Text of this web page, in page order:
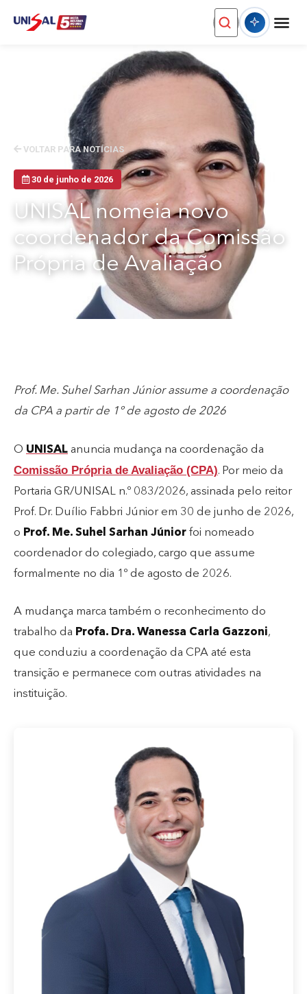
VOLTAR PARA NOTÍCIAS
30 de junho de 2026
UNISAL nomeia novo
coordenador da Comissão
Própria de Avaliação
Prof. Me. Suhel Sarhan Júnior assume a coordenação
da CPA a partir de 1º de agosto de 2026
O UNISAL anuncia mudança na coordenação da
Comissão Própria de Avaliação (CPA). Por meio da
Portaria GR/UNISAL n.º 083/2026, assinada pelo reitor
Prof. Dr. Duílio Fabbri Júnior em 30 de junho de 2026,
o Prof. Me. Suhel Sarhan Júnior foi nomeado
coordenador do colegiado, cargo que assume
formalmente no dia 1º de agosto de 2026.
A mudança marca também o reconhecimento do
trabalho da Profa. Dra. Wanessa Carla Gazzoni,
que conduziu a coordenação da CPA até esta
transição e permanece com outras atividades na
instituição.